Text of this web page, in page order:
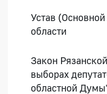
Устав
области
Закон
выборах
областной